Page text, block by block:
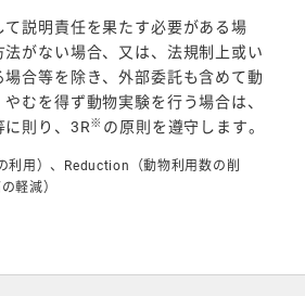
説明責任を果たす必要がある場
がない場合、又は、法規制上或い
合等を除き、外部委託も含めて動
むを得ず動物実験を行う場合は、
に則り、3R※ の原則を遵守します。
利用）、Reduction（動物利用数の削
軽減）